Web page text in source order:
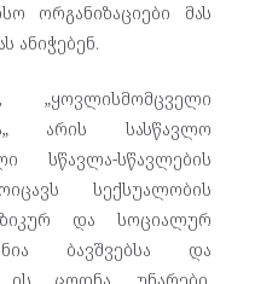
ორგანიზაციები მას
ანიჭებენ.
, „ყოვლისმომცველი
არის სასწავლო
სწავლა-სწავლების
სექსუალობის
და სოციალურ
ბავშვებსა და